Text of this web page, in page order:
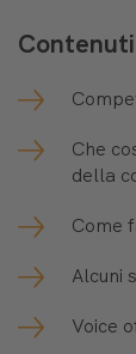
Che
della
Come
Alcuni
Voice